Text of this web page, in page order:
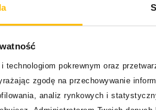
technologiom pokrewnym oraz
zgodę na przechowywanie
analiz rynkowych i